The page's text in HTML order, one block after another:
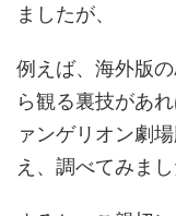
ましたが、
例えば、海外版
ら観る裏技があ
ァンゲリオン劇
え、調べてみまし